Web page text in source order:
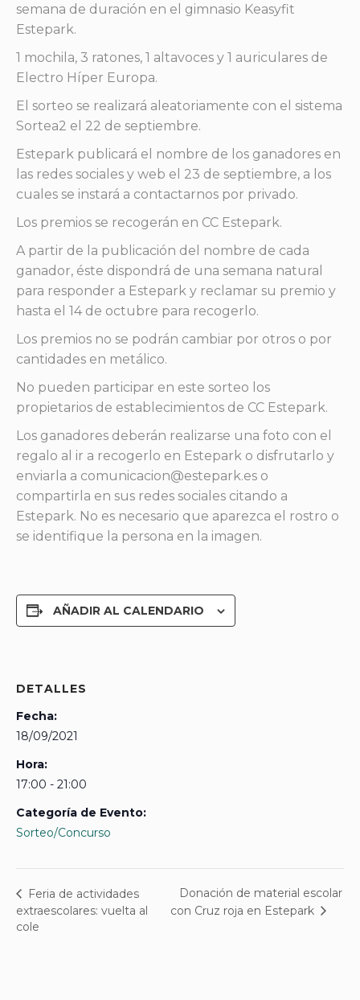
semana de duración en el gimnasio Keasyfit
Estepark.
1 mochila, 3 ratones, 1 altavoces y 1 auriculares de
Electro Híper Europa.
El sorteo se realizará aleatoriamente con el sistema
Sortea2 el 22 de septiembre.
Estepark publicará el nombre de los ganadores en
las redes sociales y web el 23 de septiembre, a los
cuales se instará a contactarnos por privado.
Los premios se recogerán en CC Estepark.
A partir de la publicación del nombre de cada
ganador, éste dispondrá de una semana natural
para responder a Estepark y reclamar su premio y
hasta el 14 de octubre para recogerlo.
Los premios no se podrán cambiar por otros o por
cantidades en metálico.
No pueden participar en este sorteo los
propietarios de establecimientos de CC Estepark.
Los ganadores deberán realizarse una foto con el
regalo al ir a recogerlo en Estepark o disfrutarlo y
enviarla a comunicacion@estepark.es o
compartirla en sus redes sociales citando a
Estepark. No es necesario que aparezca el rostro o
se identifique la persona en la imagen.
AÑADIR AL CALENDARIO
DETALLES
Fecha:
18/09/2021
Hora:
17:00 - 21:00
Categoría de Evento:
Sorteo/Concurso
Feria de actividades
extraescolares: vuelta al
cole
Donación de material escolar
con Cruz roja en Estepark